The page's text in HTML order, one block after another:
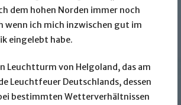
dem hohen Norden immer noch
wenn ich mich inzwischen gut im
eingelebt habe.
Leuchtturm von Helgoland, das am
Leuchtfeuer Deutschlands, dessen
bestimmten Wetterverhältnissen